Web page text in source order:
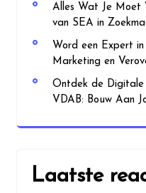
Alles Wat Je Moet
van SEA in
Word een Expert
Marketing en
Ontdek de
VDAB: Bouw Aan
Laatste